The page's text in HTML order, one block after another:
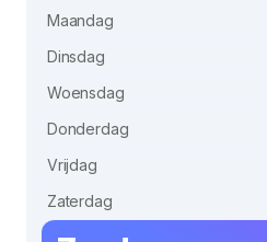
Maandag
Dinsdag
Woensdag
Donderdag
Vrijdag
Zaterdag